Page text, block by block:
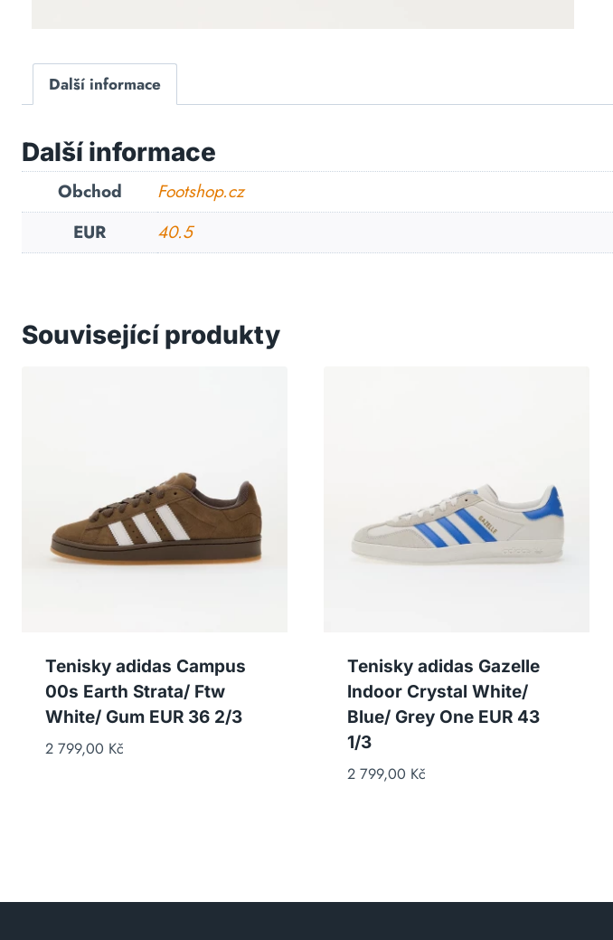
Další informace
Další informace
Obchod
Footshop.cz
EUR
40.5
Související produkty
Tenisky adidas Campus
00s Earth Strata/ Ftw
White/ Gum EUR 36 2/3
2 799,00 Kč
Tenisky adidas Gazelle
Indoor Crystal White/
Blue/ Grey One EUR 43
1/3
2 799,00 Kč